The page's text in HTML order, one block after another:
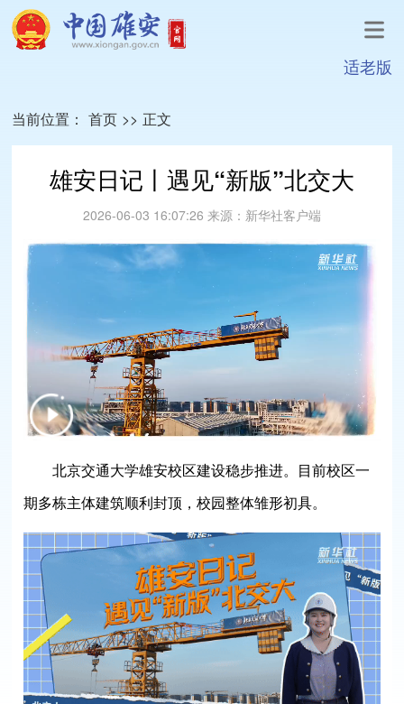
适老版
当前位置： 首页 >> 正文
雄安日记丨遇见“新版”北交大
2026-06-03 16:07:26 来源： 新华社客户端
北京交通大学雄安校区建设稳步推进。目前校区一
期多栋主体建筑顺利封顶，校园整体雏形初具。